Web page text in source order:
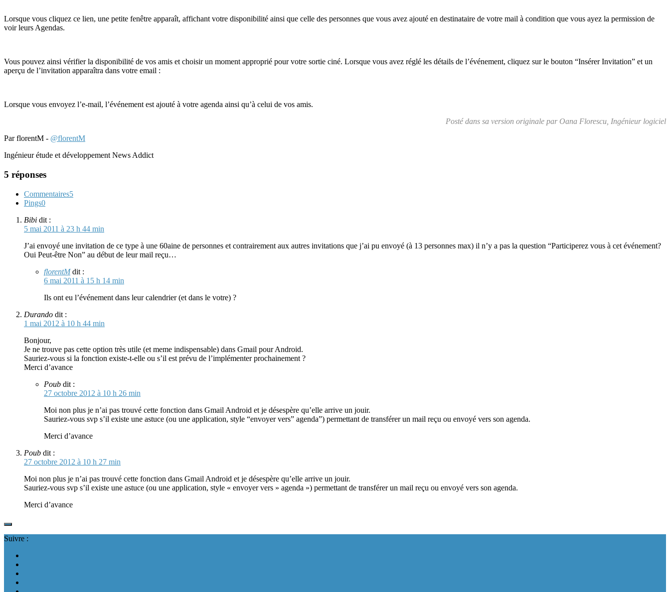
Lorsque vous cliquez ce lien, une petite fenêtre apparaît, affichant votre disponibilité ainsi que celle des personnes que vous avez ajouté en destinataire de votre mail à condition que vous ayez la permission de
voir leurs Agendas.
Vous pouvez ainsi vérifier la disponibilité de vos amis et choisir un moment approprié pour votre sortie ciné. Lorsque vous avez réglé les détails de l’événement, cliquez sur le bouton “Insérer Invitation” et un
aperçu de l’invitation apparaîtra dans votre email :
Lorsque vous envoyez l’e-mail, l’événement est ajouté à votre agenda ainsi qu’à celui de vos amis.
Posté dans sa version originale par Oana Florescu, Ingénieur logiciel
Par florentM - @florentM
Ingénieur étude et développement News Addict
5 réponses
Commentaires5
Pings0
Bibi dit :
5 mai 2011 à 23 h 44 min
J’ai envoyé une invitation de ce type à une 60aine de personnes et contrairement aux autres invitations que j’ai pu envoyé (à 13 personnes max) il n’y a pas la question “Participerez vous à cet événement?
Oui Peut-être Non” au début de leur mail reçu…
florentM dit :
6 mai 2011 à 15 h 14 min
Ils ont eu l’événement dans leur calendrier (et dans le votre) ?
Durando dit :
1 mai 2012 à 10 h 44 min
Bonjour,
Je ne trouve pas cette option très utile (et meme indispensable) dans Gmail pour Android.
Sauriez-vous si la fonction existe-t-elle ou s’il est prévu de l’implémenter prochainement ?
Merci d’avance
Poub dit :
27 octobre 2012 à 10 h 26 min
Moi non plus je n’ai pas trouvé cette fonction dans Gmail Android et je désespère qu’elle arrive un jouir.
Sauriez-vous svp s’il existe une astuce (ou une application, style “envoyer vers” agenda”) permettant de transférer un mail reçu ou envoyé vers son agenda.
Merci d’avance
Poub dit :
27 octobre 2012 à 10 h 27 min
Moi non plus je n’ai pas trouvé cette fonction dans Gmail Android et je désespère qu’elle arrive un jouir.
Sauriez-vous svp s’il existe une astuce (ou une application, style « envoyer vers » agenda ») permettant de transférer un mail reçu ou envoyé vers son agenda.
Merci d’avance
Suivre :